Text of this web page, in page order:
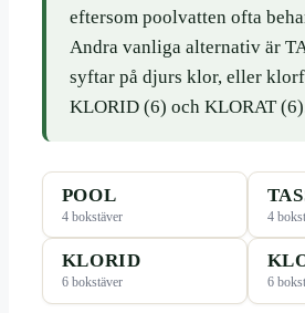
eftersom poolvatten ofta
Andra vanliga alternativ är
syftar på djurs klor, eller
KLORID (6) och KLORAT
POOL
4 bokstäver 4
KLORID
6 bokstäver 6